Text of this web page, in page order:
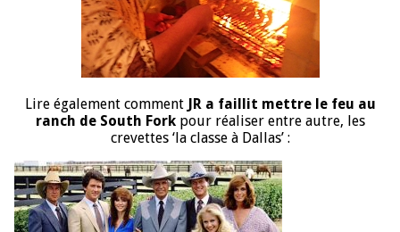
Lire également commentJR a faillit mettre le feu au
ranch de South Forkpour réaliser entre autre, les
crevettes ‘la classe à Dallas’ :